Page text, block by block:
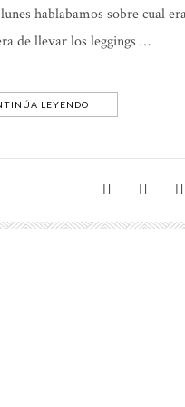
hablabamos sobre cual
de llevar los leggings …
LEYENDO